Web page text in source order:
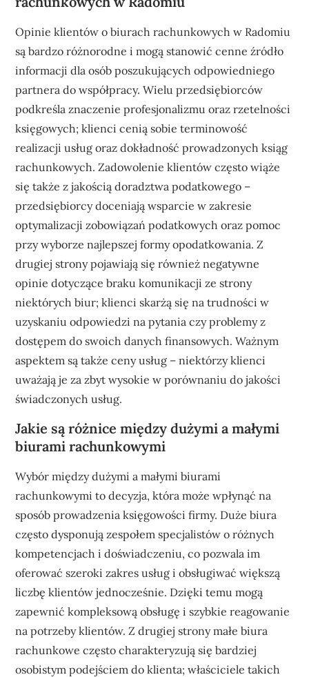
Opinie klientów o biurach rachunkowych w Radomiu
są bardzo różnorodne i mogą stanowić cenne źródło
informacji dla osób poszukujących odpowiedniego
partnera do współpracy. Wielu przedsiębiorców
podkreśla znaczenie profesjonalizmu oraz rzetelności
księgowych; klienci cenią sobie terminowość
realizacji usług oraz dokładność prowadzonych ksiąg
rachunkowych. Zadowolenie klientów często wiąże
się także z jakością doradztwa podatkowego –
przedsiębiorcy doceniają wsparcie w zakresie
optymalizacji zobowiązań podatkowych oraz pomoc
przy wyborze najlepszej formy opodatkowania. Z
drugiej strony pojawiają się również negatywne
opinie dotyczące braku komunikacji ze strony
niektórych biur; klienci skarżą się na trudności w
uzyskaniu odpowiedzi na pytania czy problemy z
dostępem do swoich danych finansowych. Ważnym
aspektem są także ceny usług – niektórzy klienci
uważają je za zbyt wysokie w porównaniu do jakości
świadczonych usług.
Jakie są różnice między dużymi a małymi
biurami rachunkowymi
Wybór między dużymi a małymi biurami
rachunkowymi to decyzja, która może wpłynąć na
sposób prowadzenia księgowości firmy. Duże biura
często dysponują zespołem specjalistów o różnych
kompetencjach i doświadczeniu, co pozwala im
oferować szeroki zakres usług i obsługiwać większą
liczbę klientów jednocześnie. Dzięki temu mogą
zapewnić kompleksową obsługę i szybkie reagowanie
na potrzeby klientów. Z drugiej strony małe biura
rachunkowe często charakteryzują się bardziej
osobistym podejściem do klienta; właściciele takich